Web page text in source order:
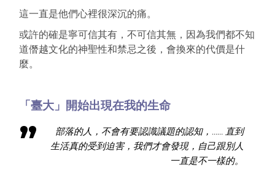
這一直是他們心裡很深沉的痛。
或許的確是寧可信其有，不可信其無，因為我們都不知
道僭越文化的神聖性和禁忌之後，會換來的代價是什
麼。
「臺大」開始出現在我的生命
部落的人，不會有要認識議題的認知，…… 直到
生活真的受到迫害，我們才會發現，自己跟別人
一直是不一樣的。